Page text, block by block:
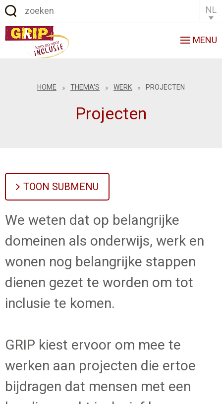
NL
MENU
HOME THEMA'S WERK PROJECTEN
Projecten
TOON SUBMENU
We weten dat op belangrijke
domeinen als onderwijs, werk en
wonen nog belangrijke stappen
dienen gezet te worden om tot
inclusie te komen.
GRIP kiest ervoor om mee te
werken aan projecten die ertoe
bijdragen dat mensen met een